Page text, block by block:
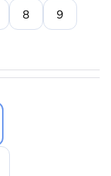
8 9